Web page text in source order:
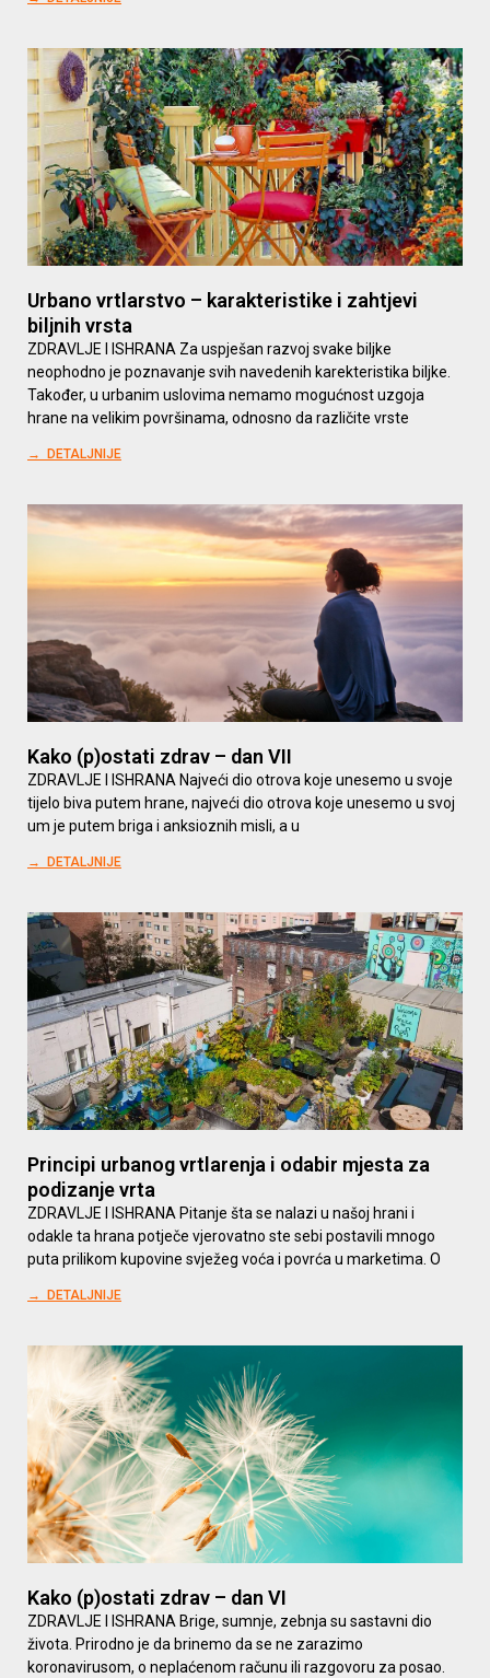
Urbano vrtlarstvo – karakteristike i zahtjevi
biljnih vrsta
ZDRAVLJE I ISHRANA Za uspješan razvoj svake biljke
neophodno je poznavanje svih navedenih karekteristika biljke.
Također, u urbanim uslovima nemamo mogućnost uzgoja
hrane na velikim površinama, odnosno da različite vrste
→ DETALJNIJE
Kako (p)ostati zdrav – dan VII
ZDRAVLJE I ISHRANA Najveći dio otrova koje unesemo u svoje
tijelo biva putem hrane, najveći dio otrova koje unesemo u svoj
um je putem briga i anksioznih misli, a u
→ DETALJNIJE
Principi urbanog vrtlarenja i odabir mjesta za
podizanje vrta
ZDRAVLJE I ISHRANA Pitanje šta se nalazi u našoj hrani i
odakle ta hrana potječe vjerovatno ste sebi postavili mnogo
puta prilikom kupovine svježeg voća i povrća u marketima. O
→ DETALJNIJE
Kako (p)ostati zdrav – dan VI
ZDRAVLJE I ISHRANA Brige, sumnje, zebnja su sastavni dio
života. Prirodno je da brinemo da se ne zarazimo
koronavirusom, o neplaćenom računu ili razgovoru za posao.